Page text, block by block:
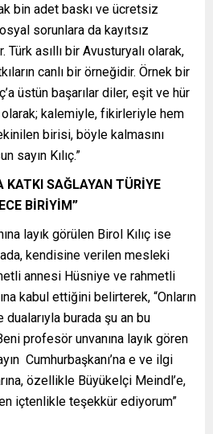
bin adet baskı ve ücretsiz
sorunlara da kayıtsız
Türk asıllı bir Avusturyalı olarak,
canlı bir örneğidir. Örnek bir
üstün başarılar diler, eşit ve hür
kalemiyle, fikirleriyle hem
birisi, böyle kalmasını
sayın Kılıç.”
KATKI SAĞLAYAN TÜRİYE
BİRİYİM”
layık görülen Birol Kılıç ise
kendisine verilen mesleki
annesi Hüsniye ve rahmetli
kabul ettiğini belirterek, “Onların
burada şu an bu
profesör unvanına layık gören
Cumhurbaşkanı’na e ve ilgi
özellikle Büyükelçi Meindl’e,
içtenlikle teşekkür ediyorum”